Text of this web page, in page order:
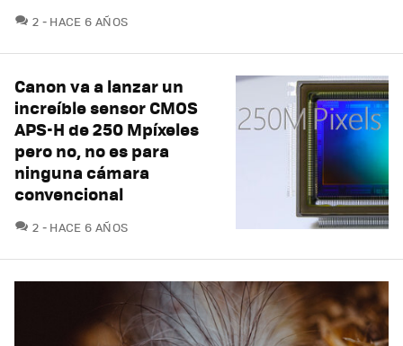
2 COMENTARIOS
HACE 6 AÑOS
Canon va a lanzar un
increíble sensor CMOS
APS-H de 250 Mpíxeles
pero no, no es para
ninguna cámara
convencional
2 COMENTARIOS
HACE 6 AÑOS